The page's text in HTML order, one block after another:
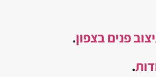
פנים בצפון.
.